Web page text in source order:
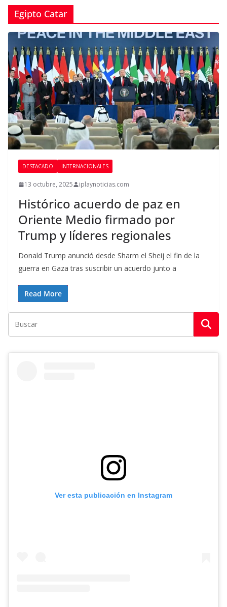
Egipto Catar
DESTACADO INTERNACIONALES
13 octubre, 2025 iplaynoticias.com
Histórico acuerdo de paz en
Oriente Medio firmado por
Trump y líderes regionales
Donald Trump anunció desde Sharm el Sheij el fin de la
guerra en Gaza tras suscribir un acuerdo junto a
Read More
Ver esta publicación en Instagram